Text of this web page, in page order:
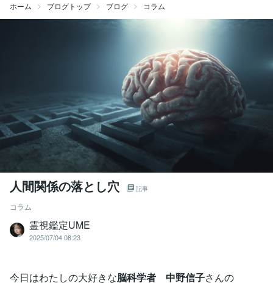
ホーム ブログトップ ブログ コラム
人間関係の落とし穴 記事
コラム
霊視鑑定UME
2025/07/04 08:23
今日はわたしの大好きな脳科学者 中野信子さんの